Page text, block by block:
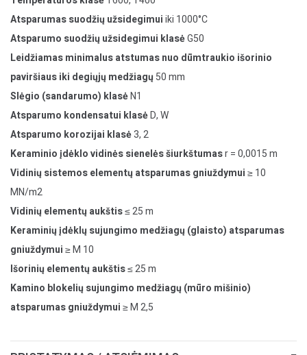
Atsparumas suodžių užsidegimuiiki 1000°C
Atsparumo suodžių užsidegimui klasėG50
Leidžiamas minimalus atstumas nuo dūmtraukio išorinio
paviršiaus iki degiųjų medžiagų 50 mm
Slėgio (sandarumo) klasėN1
Atsparumo kondensatui klasėD, W
Atsparumo korozijai klasė3, 2
Keraminio įdėklo vidinės sienelės šiurkštumasr = 0,0015 m
Vidinių sistemos elementų atsparumas gniuždymui≥ 10
MN/m2
Vidinių elementų aukštis≤ 25 m
Keraminių įdėklų sujungimo medžiagų (glaisto) atsparumas
gniuždymui≥ M 10
Išorinių elementų aukštis≤ 25 m
Kamino blokelių sujungimo medžiagų (mūro mišinio)
atsparumas gniuždymui≥ M 2,5